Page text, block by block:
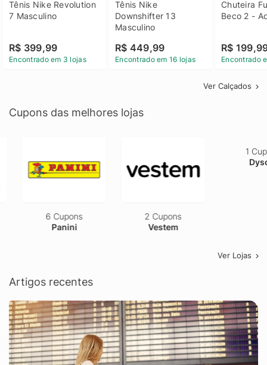
Tênis Nike Revolution
7 Masculino
R$ 399,99
Encontrado em 3 lojas
Tênis Nike
Downshifter 13
Masculino
R$ 449,99
Encontrado em 16 lojas
Chuteira
Beco 2 -
R$
Encontrado
Ver Calçados
Cupons das melhores lojas
6 Cupons
Panini
2 Cupons
Vestem
Ver Lojas
Artigos recentes